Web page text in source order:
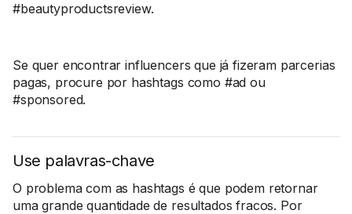
#beautyproductsreview.
Se quer encontrar influencers que já fizeram parcerias
pagas, procure por hashtags como #ad ou
#sponsored.
Use palavras-chave
O problema com as hashtags é que podem retornar
uma grande quantidade de resultados fracos. Por